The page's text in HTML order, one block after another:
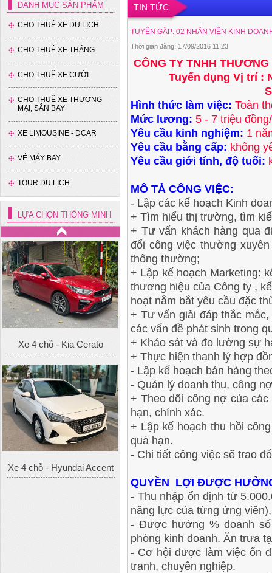
DANH MỤC SẢN PHẨM
CHO THUÊ XE DU LỊCH
CHO THUÊ XE THÁNG
CHO THUÊ XE CƯỚI
CHO THUÊ XE THƯƠNG
MẠI, SÂN BAY
XE LIMOUSINE - DCAR
VÉ MÁY BAY
TOUR DU LỊCH
LỰA CHỌN THÔNG MINH
Xe 4 chỗ - Kia Cerato
Xe 4 chỗ - Hyundai Accent
TIN TỨC
TUYỂN GẤP: 02 NHÂN VIÊN KINH
Thời gian đăng: 17/09/2016 11:23
CÔNG TY TNHH
Tuyển dụng Vị trí :
Hình thức làm việc: Toàn
Mức lương: 5 - 7 triệu
Yêu cầu kinh nghiệm: 1
Yêu cầu bằng cấp: không
Yêu cầu giới tính, độ tuổi:
MÔ TẢ CÔNG VIỆC:
- Lập các kế hoạch Kinh
+ Tìm hiểu thị trường, tìm
+ Tư vấn khách hàng qua
đổi công việc thường
thông thường;
+ Lập kế hoạch Marketing:
thương hiệu của Công ty ,
hoạt nắm bắt yêu cầu đặc
+ Tư vấn giải đáp thắc
các vấn đề phát sinh trong
+ Khảo sát và đo lường sự
+ Thực hiện thanh lý hợp
- Lập kế hoạch bán hàng
- Quản lý doanh thu, công
+ Theo dõi công nợ của
hạn, chính xác.
+ Lập kế hoạch thu hồi
quá hạn.
- Chi tiết công việc sẽ trao
QUYỀN LỢI ĐƯỢC
- Thu nhập ổn định từ
năng lực của từng ứng viên),
- Được hưởng % doanh
phòng kinh doanh. Ăn trưa
- Cơ hội được làm việc ổn
tranh, chuyên nghiệp.